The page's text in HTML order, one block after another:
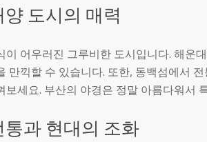
도시의 매력
이 어우러진 그루비한 도시입니다. 해운
만끽할 수 있습니다. 또한, 동백섬에서
보세요. 부산의 야경은 정말 아름다워서
과 현대의 조화